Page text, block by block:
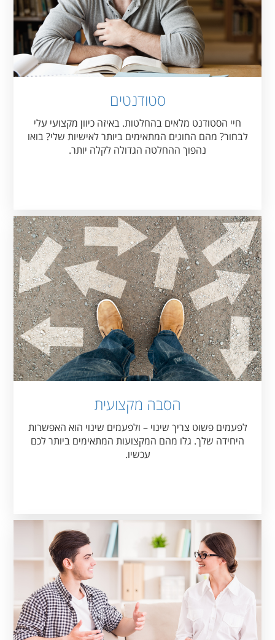
סטודנטים
חיי הסטודנט מלאים בהחלטות. באיזה כיוון מקצועי עלי
לבחור? מהם החוגים המתאימים ביותר לאישיות שלי? בואו
נהפוך ההחלטה הגדולה לקלה יותר.
הסבה מקצועית
לפעמים פשוט צריך שינוי – ולפעמים שינוי הוא האפשרות
היחידה שלך. גלו מהם המקצועות המתאימים ביותר לכם
עכשיו.